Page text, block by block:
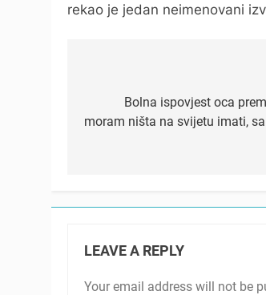
rekao je jedan neimenovani
navigation
Bolna ispovjest oca
moram ništa na svijetu imati,
LEAVE A REPLY
Your email address will not be